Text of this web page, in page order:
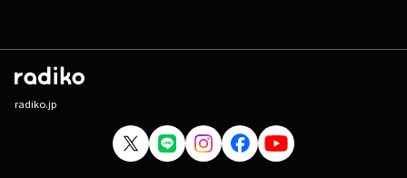
▽23:30頃～『生放送教室③』＜こもり校長・アンジー教頭＞ SCHOOL
OF LOCK!は毎日入れ替わりでアーティスト講師が登場! 各曜日の詳しい
時間割はSCHOOL OF LOCK!の入学のしおりをチェック! ---各
LOCKS!・部活動の授業内容はコチラ!--- ▽23:00頃～『松田LOCKS!』
れが"松田LOCKS!" 時を超えて愛される過去の名曲を、カウントダウン
形式でON AIRする「COUNTDOWN JASRAC」をお届け！ ▽23:08頃～
radiko.jp